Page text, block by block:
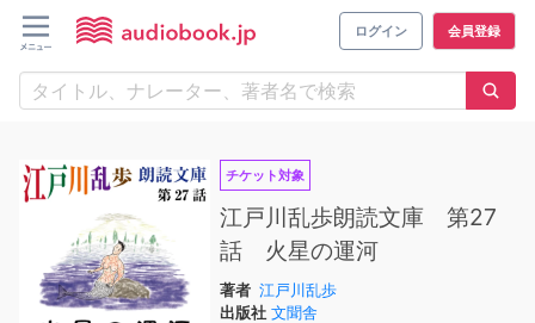
ログイン 会員登録
チケット対象
江戸川乱歩朗読文庫 第27
話 火星の運河
著者 江戸川乱歩
出版社 文聞舎